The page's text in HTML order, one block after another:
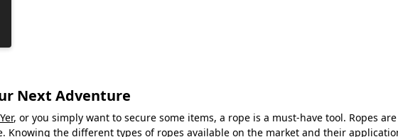
Next Adventure
, or you simply want to secure some items, a rope is a must-have tool. Ropes
Knowing the different types of ropes available on the market and their